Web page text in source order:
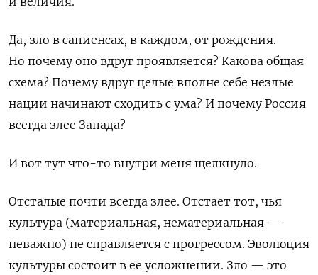
Да, зло в сапиенсах, в каждом, от рождения.
Но почему оно вдруг проявляется? Какова общая
схема? Почему вдруг целые вполне себе незлые
нации начинают сходить с ума? И почему Россия
всегда злее Запада?
И вот тут что-то внутри меня щелкнуло.
Отсталые почти всегда злее. Отстает тот, чья
культура (материальная, нематериальная —
неважно) не справляется с прогрессом. Эволюция
культуры состоит в ее усложнении. Зло — это